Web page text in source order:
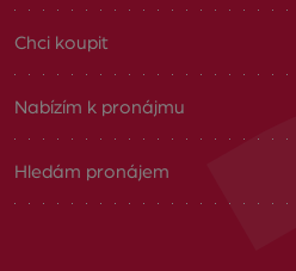
Chci koupit
Nabízím k pronájmu
Hledám pronájem